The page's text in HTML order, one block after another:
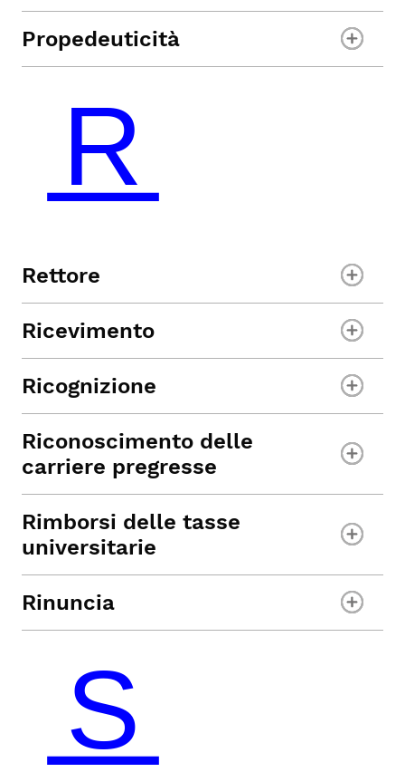
Propedeuticità
Rettore
Ricevimento
Ricognizione
Riconoscimento delle
carriere pregresse
Rimborsi delle tasse
universitarie
Rinuncia